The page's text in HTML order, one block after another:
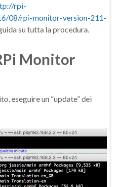
rpi-
08/rpi-monitor-version-211-
su tutta la procedura.
Monitor
eseguire un “update” dei